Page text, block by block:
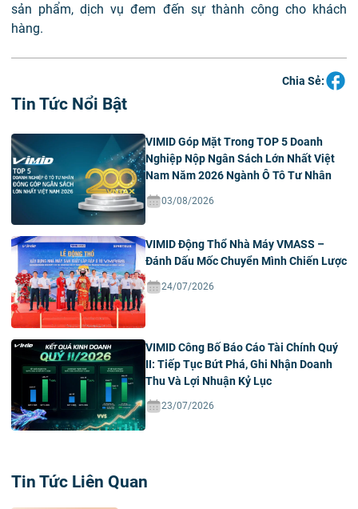
sản phẩm, dịch vụ đem đến sự thành công cho khách
hàng.
Chia Sẻ:
Tin Tức Nổi Bật
VIMID Góp Mặt Trong TOP 5 Doanh
Nghiệp Nộp Ngân Sách Lớn Nhất Việt
Nam Năm 2026 Ngành Ô Tô Tư Nhân
03/08/2026
VIMID Động Thổ Nhà Máy VMASS –
Đánh Dấu Mốc Chuyển Mình Chiến Lược
24/07/2026
VIMID Công Bố Báo Cáo Tài Chính Quý
II: Tiếp Tục Bứt Phá, Ghi Nhận Doanh
Thu Và Lợi Nhuận Kỷ Lục
23/07/2026
Tin Tức Liên Quan